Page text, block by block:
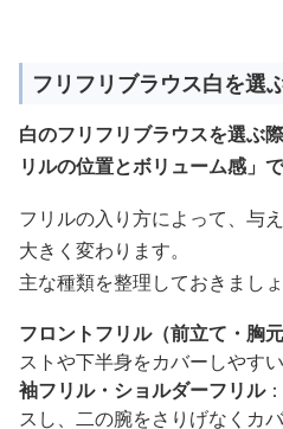
フリフリブラウス白を選
白のフリフリブラウスを選ぶ
リルの位置とボリューム感」で
フリルの入り方によって、与
大きく変わります。
主な種類を整理しておきましょ
フロントフリル（前立て・胸元
ストや下半身をカバーしやすい
袖フリル・ショルダーフリル
スし、二の腕をさりげなくカ